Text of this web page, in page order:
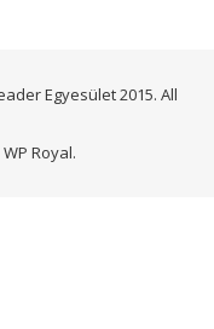
Egyesület 2015. All
WP Royal.